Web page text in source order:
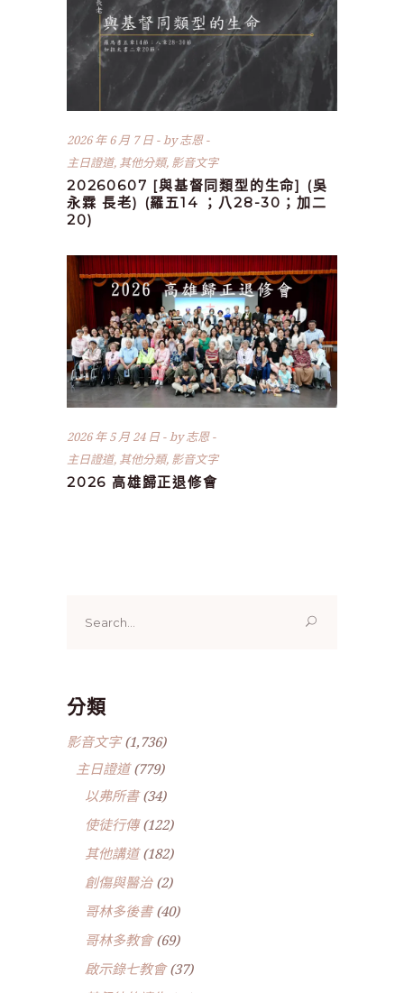
2026 年 6 月 7 日 by志恩
主日證道, 其他分類, 影音文字
20260607 [與基督同類型的生命] (吳
永霖 長老) (羅五14 ；八28-30；加二
20)
2026 年 5 月 24 日 by志恩
主日證道, 其他分類, 影音文字
2026 高雄歸正退修會
for:
分類
影音文字(1,736)
主日證道(779)
以弗所書(34)
使徒行傳(122)
其他講道(182)
創傷與醫治(2)
哥林多後書(40)
哥林多教會(69)
啟示錄七教會(37)